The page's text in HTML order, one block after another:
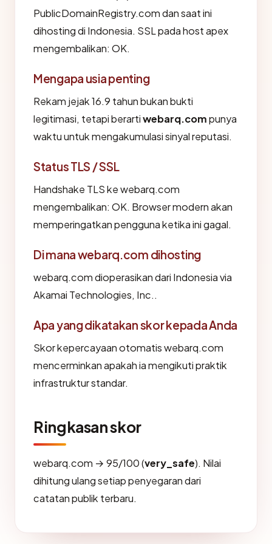
PublicDomainRegistry.com dan saat ini
dihosting di Indonesia. SSL pada host apex
mengembalikan: OK.
Mengapa usia penting
Rekam jejak 16.9 tahun bukan bukti
legitimasi, tetapi berartiwebarq.compunya
waktu untuk mengakumulasi sinyal reputasi.
Status TLS / SSL
Handshake TLS ke webarq.com
mengembalikan: OK. Browser modern akan
memperingatkan pengguna ketika ini gagal.
Di mana webarq.com dihosting
webarq.com dioperasikan dari Indonesia via
Akamai Technologies, Inc..
Apa yang dikatakan skor kepada Anda
Skor kepercayaan otomatis webarq.com
mencerminkan apakah ia mengikuti praktik
infrastruktur standar.
Ringkasan skor
webarq.com → 95/100 (very_safe). Nilai
dihitung ulang setiap penyegaran dari
catatan publik terbaru.